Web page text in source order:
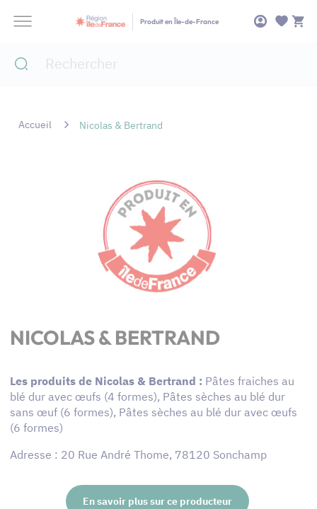
Produit en Île-de-France
Accueil Nicolas & Bertrand
NICOLAS & BERTRAND
Les produits de Nicolas & Bertrand : Pâtes fraiches au
blé dur avec œufs (4 formes), Pâtes sèches au blé dur
sans œuf (6 formes), Pâtes sèches au blé dur avec œufs
(6 formes)
Adresse : 20 Rue André Thome, 78120 Sonchamp
En savoir plus sur ce producteur